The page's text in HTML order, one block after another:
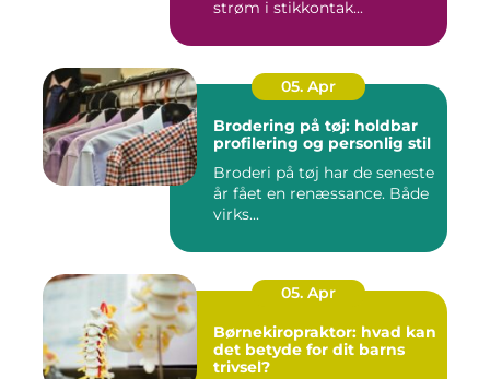
strøm i stikkontak...
05. Apr
Brodering på tøj: holdbar
profilering og personlig stil
Broderi på tøj har de seneste
år fået en renæssance. Både
virks...
05. Apr
Børnekiropraktor: hvad kan
det betyde for dit barns
trivsel?